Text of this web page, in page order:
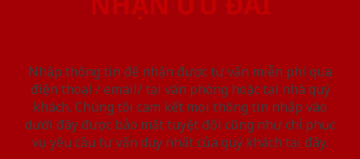
Nhập thông tin để nhận được tư vấn miễn phí qua
điện thoại / email/ tại văn phòng hoặc tại nhà quý
khách. Chúng tôi cam kết mọi thông tin nhập vào
dưới đây được bảo mật tuyệt đối cũng như chỉ phục
vụ yêu cầu tư vấn duy nhất của quý khách tại đây.